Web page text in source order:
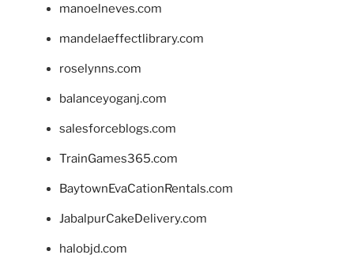
manoelneves.com
mandelaeffectlibrary.com
roselynns.com
balanceyoganj.com
salesforceblogs.com
TrainGames365.com
BaytownEvaCationRentals.com
JabalpurCakeDelivery.com
halobjd.com